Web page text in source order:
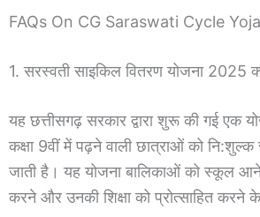
FAQs On CG Saraswati Cycle
1. सरस्वती साइकिल वितरण योजना 2025
यह छत्तीसगढ़ सरकार द्वारा शुरू की गई एक
कक्षा 9वीं में पढ़ने वाली छात्राओं को नि:शुल्क
जाती है। यह योजना बालिकाओं को स्कूल
करने और उनकी शिक्षा को प्रोत्साहित करने